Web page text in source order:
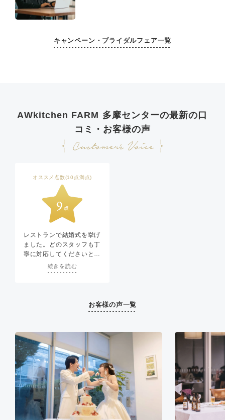
キャンペーン・ブライダルフェア一覧
AWkitchen FARM 多摩センターの最新の口
コミ・お客様の声
オススメ点数(10点満点)
レストランで結婚式を挙げ
ました。どのスタッフも丁
寧に対応してくださいとて
もよい式になったと思いま
等、やりとりない中で一緒
に私たちの挙式を手伝って
ります。
続きを読む
お客様の声一覧